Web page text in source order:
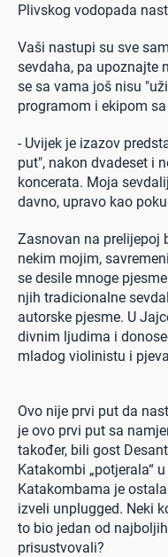
Plivskog vodopada
Vaši nastupi su sve
sevdaha, pa upoznajte
se sa vama još nisu
programom i ekipom
- Uvijek je izazov
put", nakon dvadeset i
koncerata. Moja
davno, upravo kao
Zasnovan na prelijepoj
nekim mojim,
se desile mnoge
njih tradicionalne
autorske pjesme. U
divnim ljudima i
mladog violinistu i
Ovo nije prvi put da
je ovo prvi put sa
također, bili gost
Katakombi „potjerala“
Katakombama je
izveli unplugged. Neki
to bio jedan od
prisustvovali?